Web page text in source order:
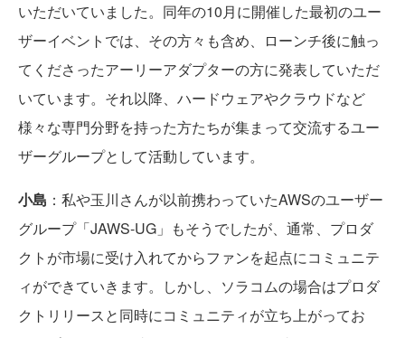
いただいていました。同年の10月に開催した最初のユー
ザーイベントでは、その方々も含め、ローンチ後に触っ
てくださったアーリーアダプターの方に発表していただ
いています。それ以降、ハードウェアやクラウドなど
様々な専門分野を持った方たちが集まって交流するユー
ザーグループとして活動しています。
小島 ：私や玉川さんが以前携わっていたAWSのユーザー
グループ「JAWS-UG」もそうでしたが、通常、プロダ
クトが市場に受け入れてからファンを起点にコミュニテ
ィができていきます。しかし、ソラコムの場合はプロダ
クトリリースと同時にコミュニティが立ち上がってお